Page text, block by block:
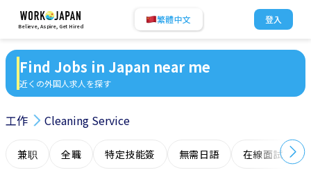
Believe, Aspire, Get Hired
繁體中文 登入
Find Jobs in Japan near me
近くの外国人求人を探す
工作 Cleaning Service
兼职 全職 特定技能簽 無需日語 在線面試